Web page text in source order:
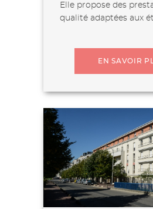
Elle propose des
qualité adaptées aux
EN SAVOIR